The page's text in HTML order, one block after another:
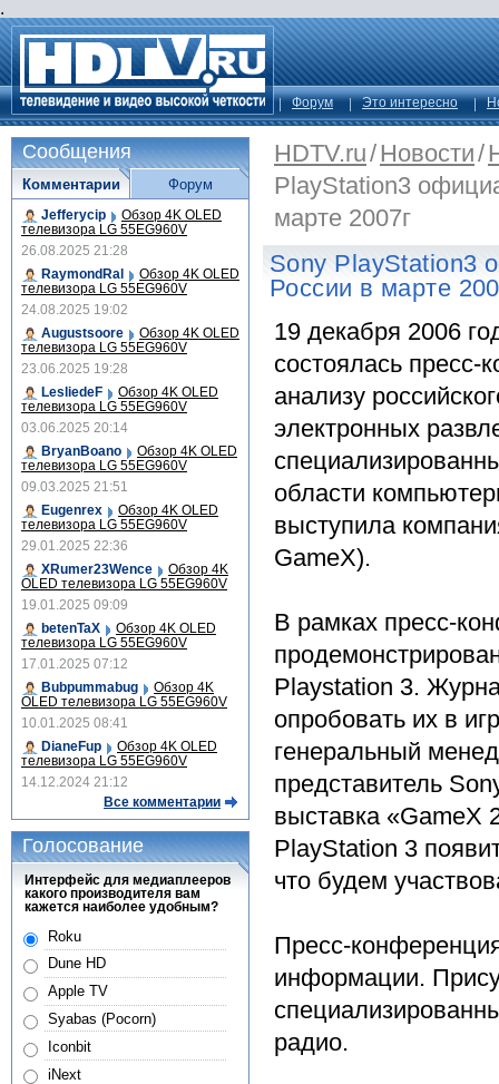
.
Форум Это интересно
HDTV.ru/Новости/
PlayStation3
марте 2007г
Sony PlayStation3
России в марте
19 декабря 2006
состоялась
анализу
электронных
области
выступила
GameX).
В рамках пресс-
Playstation 3.
опробовать их в
генеральный
представитель
выставка «GameX
PlayStation 3
что будем
Пресс-
информации.
радио.
Сообщения
Комментарии
Jefferycip Обзор 4K OLED
телевизора LG 55EG960V
26.08.2025 21:28
RaymondRal
Обзор 4K OLED
телевизора LG 55EG960V
24.08.2025 19:02
Augustsoore
Обзор 4K OLED
телевизора LG 55EG960V
23.06.2025 19:28
LesliedeF
Обзор 4K OLED
телевизора LG 55EG960V
03.06.2025 20:14
BryanBoano
Обзор 4K OLED
телевизора LG 55EG960V
09.03.2025 21:51
Eugenrex
Обзор 4K OLED
телевизора LG 55EG960V
29.01.2025 22:36
XRumer23Wence
Обзор 4K
OLED телевизора LG 55EG960V
19.01.2025 09:09
betenTaX
Обзор 4K OLED
телевизора LG 55EG960V
17.01.2025 07:12
Bubpummabug
Обзор 4K
OLED телевизора LG 55EG960V
10.01.2025 08:41
DianeFup
Обзор 4K OLED
телевизора LG 55EG960V
14.12.2024 21:12
Все комментарии
Форум
Голосование
Интерфейс для медиаплееров
какого производителя вам
кажется наиболее удобным?
Roku
Dune HD
Apple TV
Syabas (Pocorn)
Iconbit
iNext